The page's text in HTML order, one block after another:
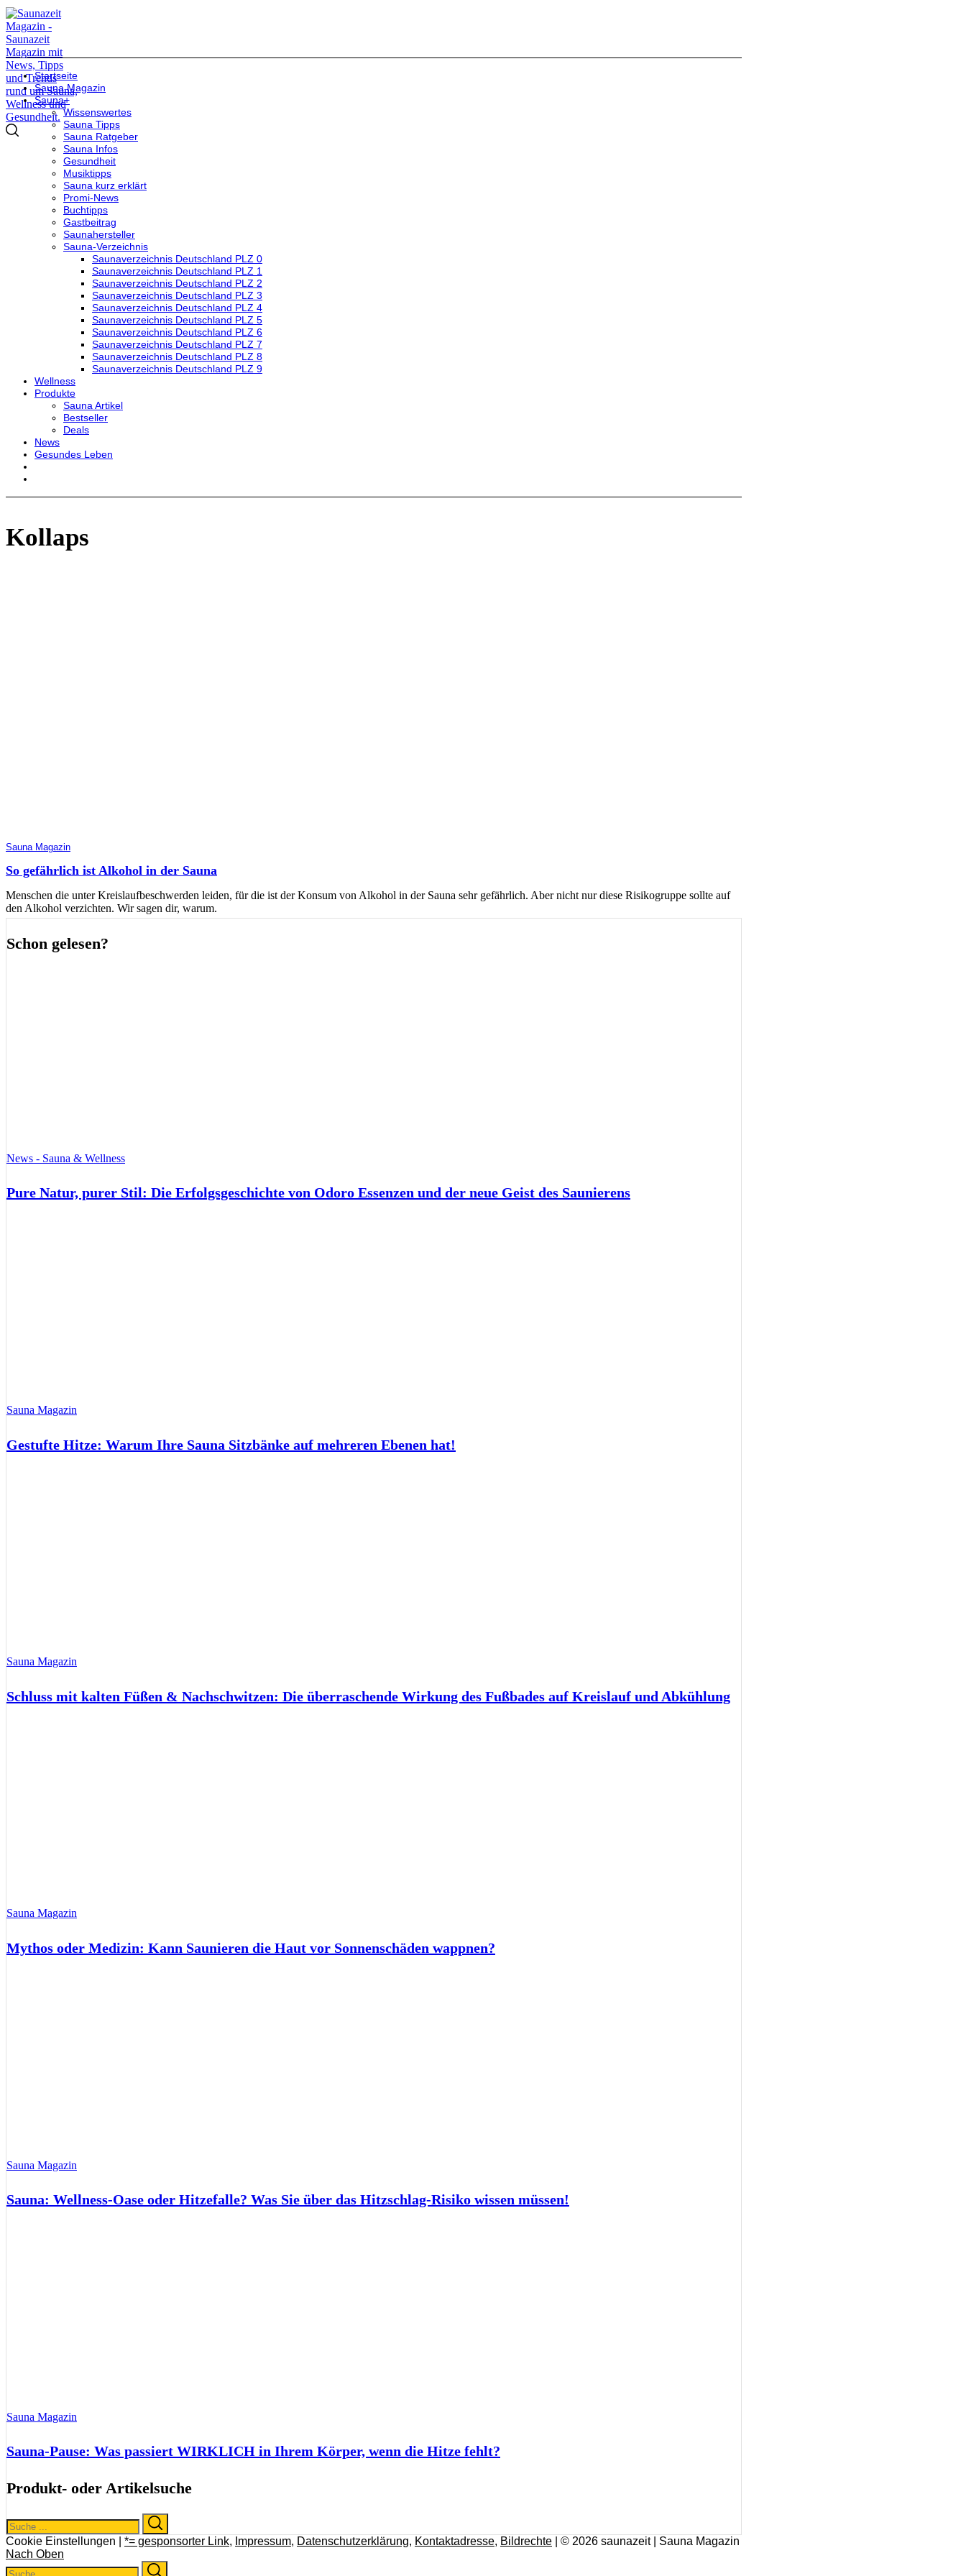
Startseite
Sauna Magazin
Sauna+
Wissenswertes
Sauna Tipps
Sauna Ratgeber
Sauna Infos
Gesundheit
Musiktipps
Sauna kurz erklärt
Promi-News
Buchtipps
Gastbeitrag
Saunahersteller
Sauna-Verzeichnis
Saunaverzeichnis Deutschland PLZ 0
Saunaverzeichnis Deutschland PLZ 1
Saunaverzeichnis Deutschland PLZ 2
Saunaverzeichnis Deutschland PLZ 3
Saunaverzeichnis Deutschland PLZ 4
Saunaverzeichnis Deutschland PLZ 5
Saunaverzeichnis Deutschland PLZ 6
Saunaverzeichnis Deutschland PLZ 7
Saunaverzeichnis Deutschland PLZ 8
Saunaverzeichnis Deutschland PLZ 9
Wellness
Produkte
Sauna Artikel
Bestseller
Deals
News
Gesundes Leben
Kollaps
Sauna Magazin
So gefährlich ist Alkohol in der Sauna
Menschen die unter Kreislaufbeschwerden leiden, für die ist der Konsum von Alkohol in der Sauna sehr gefährlich. Aber nicht nur diese Risikogruppe sollte auf
den Alkohol verzichten. Wir sagen dir, warum.
Schon gelesen?
News - Sauna & Wellness
Pure Natur, purer Stil: Die Erfolgsgeschichte von Odoro Essenzen und der neue Geist des Saunierens
Sauna Magazin
Gestufte Hitze: Warum Ihre Sauna Sitzbänke auf mehreren Ebenen hat!
Sauna Magazin
Schluss mit kalten Füßen & Nachschwitzen: Die überraschende Wirkung des Fußbades auf Kreislauf und Abkühlung
Sauna Magazin
Mythos oder Medizin: Kann Saunieren die Haut vor Sonnenschäden wappnen?
Sauna Magazin
Sauna: Wellness-Oase oder Hitzefalle? Was Sie über das Hitzschlag-Risiko wissen müssen!
Sauna Magazin
Sauna-Pause: Was passiert WIRKLICH in Ihrem Körper, wenn die Hitze fehlt?
Produkt- oder Artikelsuche
Search
for:
Cookie Einstellungen | *= gesponsorter Link, Impressum, Datenschutzerklärung, Kontaktadresse, Bildrechte | © 2026 saunazeit | Sauna Magazin
Nach Oben
Search